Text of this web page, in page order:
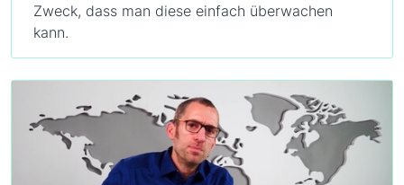
Zweck, dass man diese einfach überwachen
kann.